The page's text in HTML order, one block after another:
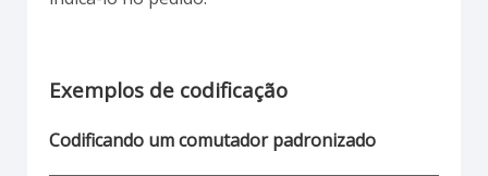
Exemplos de codificação
Codificando um comutador padronizado